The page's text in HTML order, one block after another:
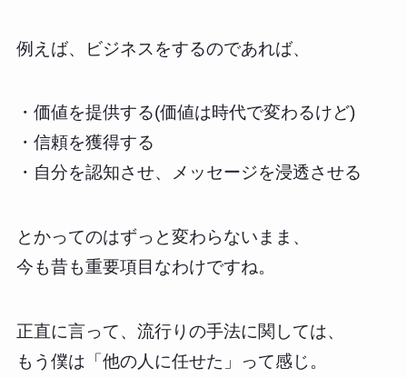
例えば、ビジネスをするのであれば、
・価値を提供する(価値は時代で変わるけど)
・信頼を獲得する
・自分を認知させ、メッセージを浸透させる
とかってのはずっと変わらないまま、
今も昔も重要項目なわけですね。
正直に言って、流行りの手法に関しては、
もう僕は「他の人に任せた」って感じ。